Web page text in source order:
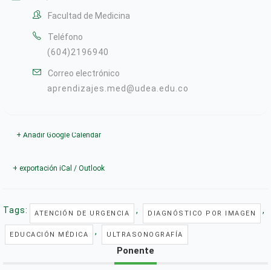
Facultad de Medicina
Teléfono
(604)2196940
Correo electrónico
aprendizajes.med@udea.edu.co
+ Añadir Google Calendar
+ exportación iCal / Outlook
Tags: ATENCIÓN DE URGENCIA , DIAGNÓSTICO POR IMAGEN ,
EDUCACIÓN MÉDICA , ULTRASONOGRAFÍA
Ponente